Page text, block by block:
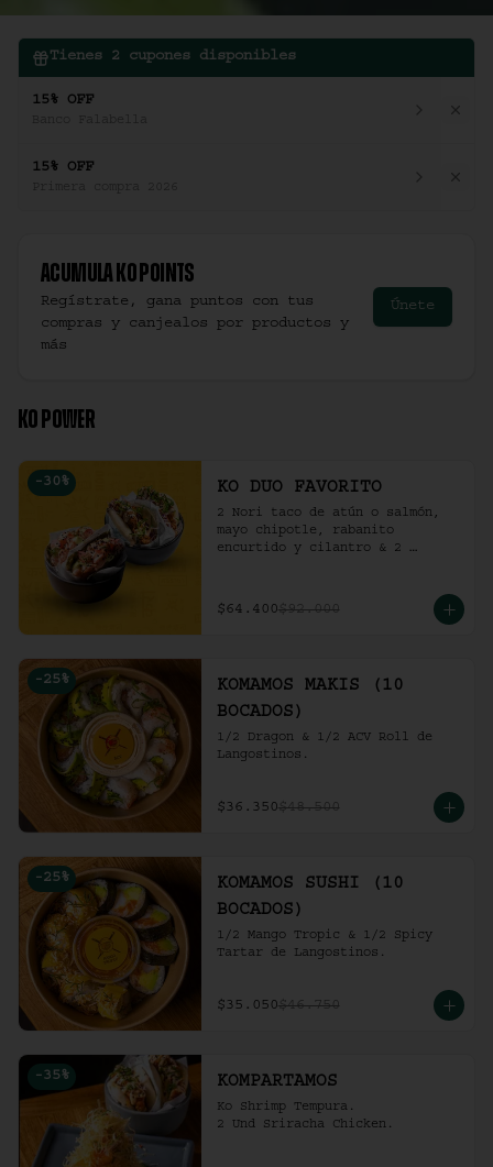
Tienes 2 cupones disponibles
15% OFF
15% OFF
Primera compra 2026
Acumula Ko Points
Regístrate, gana puntos con tus
compras y canjealos por productos y
más
Únete
KO POWER
-30 % KO DUO FAVORITO
2 Nori taco de atún o salmón,
mayo chipotle, rabanito
encurtido y cilantro & 2
picante en bao buns.
$64.400$92.000
-25 %
KOMAMOS MAKIS (10
BOCADOS)
1/2 Dragon & 1/2 ACV Roll de
Langostinos.
$36.350$48.500
-25 %
KOMAMOS SUSHI (10
BOCADOS)
1/2 Mango Tropic & 1/2 Spicy
Tartar de Langostinos.
$35.050$46.750
-35 % KOMPARTAMOS
Ko Shrimp Tempura.
2 Und Sriracha Chicken.